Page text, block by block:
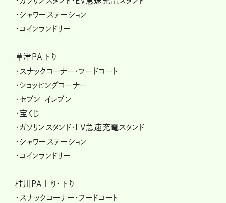
・シャワーステーション
・コインランドリー
草津PA下り
・スナックコーナー・フードコート
・ショッピングコーナー
・セブン-イレブン
・宝くじ
・ガソリンスタンド・EV急速充電スタンド
・シャワーステーション
・コインランドリー
桂川PA上り・下り
・スナックコーナー・フードコート